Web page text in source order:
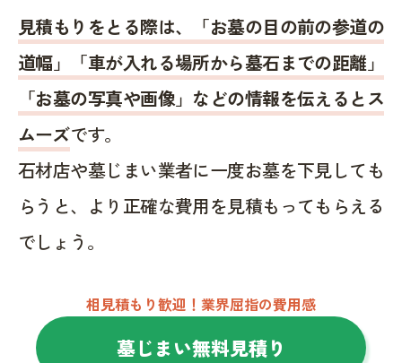
見積もりをとる際は、「お墓の目の前の参道の
道幅」「車が入れる場所から墓石までの距離」
「お墓の写真や画像」などの情報を伝えるとス
ムーズです。
石材店や墓じまい業者に一度お墓を下見しても
らうと、より正確な費用を見積もってもらえる
でしょう。
相見積もり歓迎！業界屈指の費用感
墓じまい無料見積り